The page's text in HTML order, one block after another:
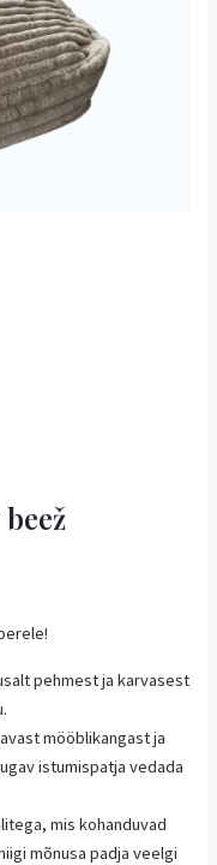
pehmest ja karvasest
mööblikangast ja
istumispatja vedada
mis kohanduvad
mõnusa padja veelgi